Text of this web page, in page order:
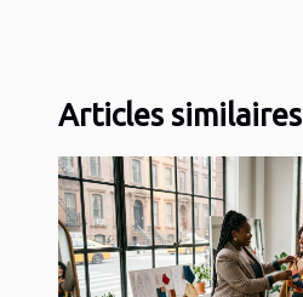
Articles similaires